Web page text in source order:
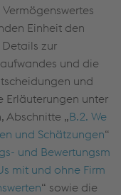
Einheit den
zur
und die
und
Erläuterungen unter
Abschnitte „B.2. We
und Schätzungen“
und Bewertungsm
mit und ohne Firm
“ sowie die